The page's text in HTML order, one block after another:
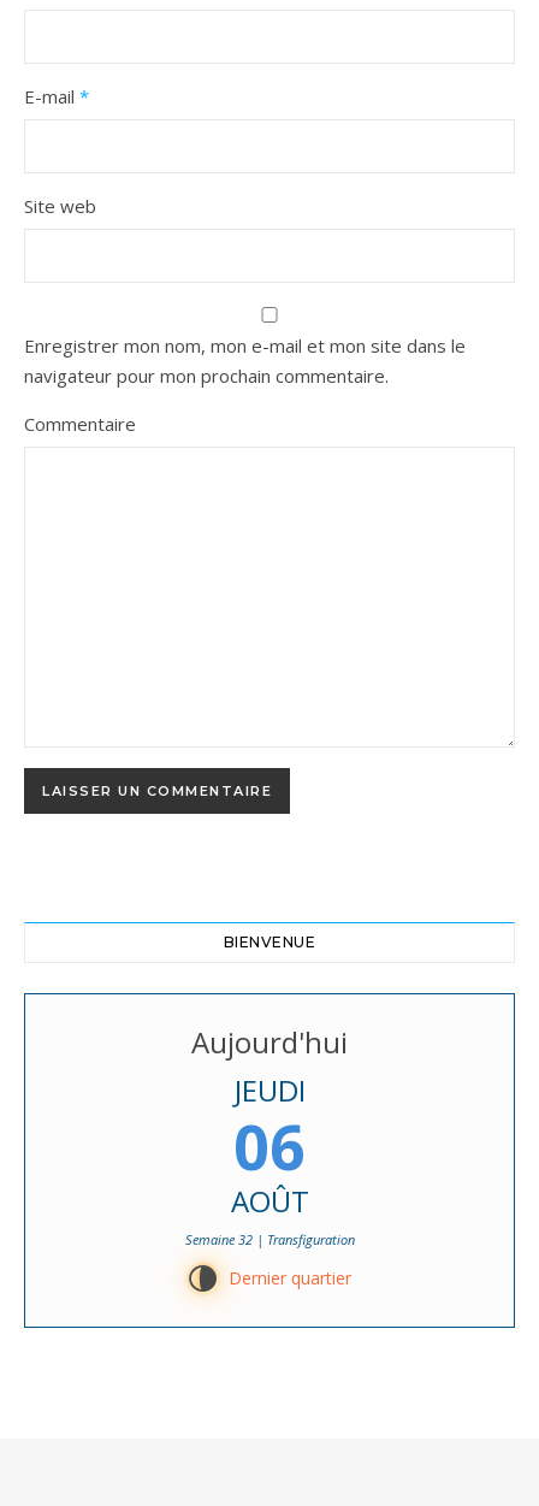
E-mail *
Site web
Enregistrer mon nom, mon e-mail et mon site dans le
navigateur pour mon prochain commentaire.
Commentaire
BIENVENUE
Aujourd'hui
JEUDI
06
AOÛT
Semaine 32 | Transfiguration
U Dernier quartier